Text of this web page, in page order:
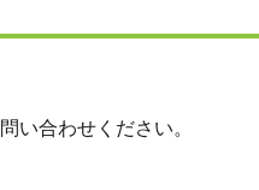
い合わせください。